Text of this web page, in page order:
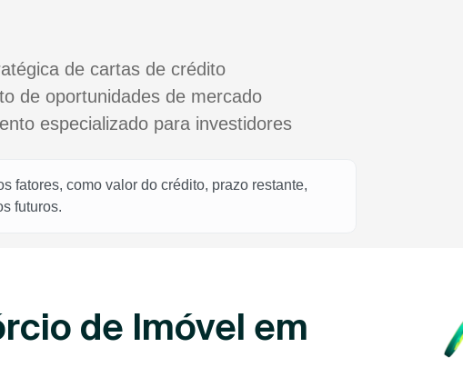
de cartas de crédito
de oportunidades de mercado
especializado para investidores
fatores, como valor do crédito, prazo restante,
futuros.
de Imóvel em